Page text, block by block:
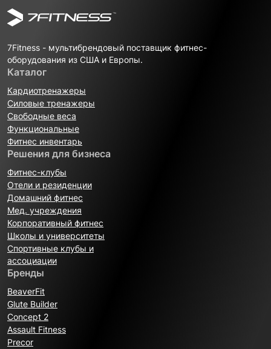
7Fitness - мультибрендовый поставщик фитнес-
оборудования из США и Европы.
Каталог
Кардиотренажеры
Силовые тренажеры
Свободные веса
Функциональные
Фитнес инвентарь
Решения для бизнеса
Фитнес-клубы
Отели и резиденции
Домашний фитнес
Мед. учреждения
Корпоративный фитнес
Школы и университеты
Спортивные клубы и
ассоциации
Бренды
BeaverFit
Glute Builder
Concept 2
Assault Fitness
Precor